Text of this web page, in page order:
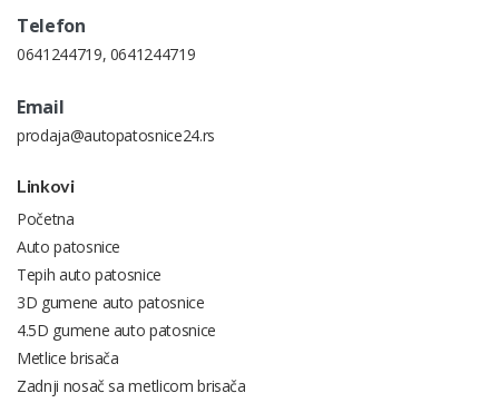
Telefon
0641244719, 0641244719
Email
prodaja@autopatosnice24.rs
Linkovi
Početna
Auto patosnice
Tepih auto patosnice
3D gumene auto patosnice
4.5D gumene auto patosnice
Metlice brisača
Zadnji nosač sa metlicom brisača